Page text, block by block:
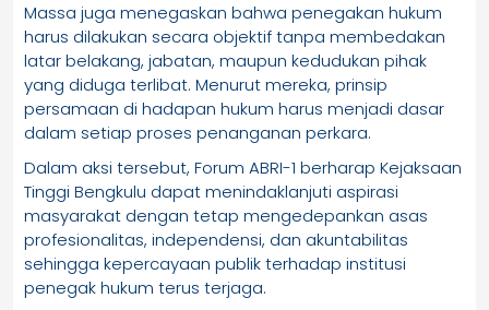
Massa juga menegaskan bahwa penegakan hukum
harus dilakukan secara objektif tanpa membedakan
latar belakang, jabatan, maupun kedudukan pihak
yang diduga terlibat. Menurut mereka, prinsip
persamaan di hadapan hukum harus menjadi dasar
dalam setiap proses penanganan perkara.
Dalam aksi tersebut, Forum ABRI-1 berharap Kejaksaan
Tinggi Bengkulu dapat menindaklanjuti aspirasi
masyarakat dengan tetap mengedepankan asas
profesionalitas, independensi, dan akuntabilitas
sehingga kepercayaan publik terhadap institusi
penegak hukum terus terjaga.